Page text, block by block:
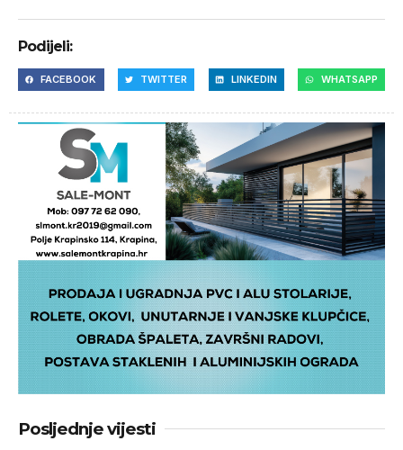
Podijeli:
FACEBOOK TWITTER LINKEDIN WHATSAPP
Posljednje vijesti